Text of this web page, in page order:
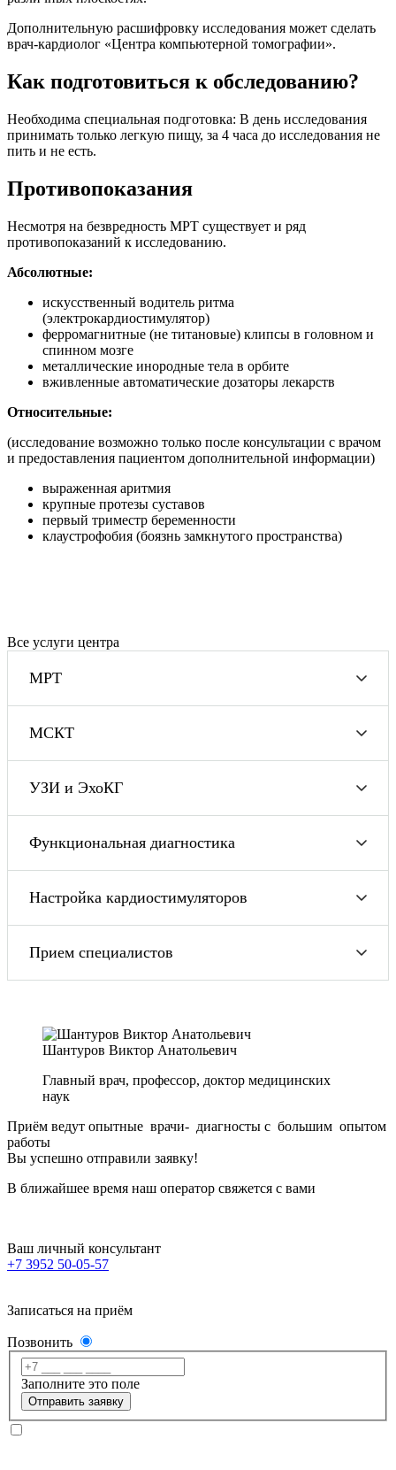
Дополнительную расшифровку исследования может сделать
врач-кардиолог «Центра компьютерной томографии».
Как подготовиться к обследованию?
Необходима специальная подготовка: В день исследования
принимать только легкую пищу, за 4 часа до исследования не
пить и не есть.
Противопоказания
Несмотря на безвредность МРТ существует и ряд
противопоказаний к исследованию.
Абсолютные:
искусственный водитель ритма
(электрокардиостимулятор)
ферромагнитные (не титановые) клипсы в головном и
спинном мозге
металлические инородные тела в орбите
вживленные автоматические дозаторы лекарств
Относительные:
(исследование возможно только после консультации с врачом
и предоставления пациентом дополнительной информации)
выраженная аритмия
крупные протезы суставов
первый триместр беременности
клаустрофобия (боязнь замкнутого пространства)
Все услуги центра
МРТ
МСКТ
УЗИ и ЭхоКГ
Функциональная диагностика
Настройка кардиостимуляторов
Прием специалистов
Шантуров Виктор Анатольевич
Главный врач, профессор, доктор медицинских
наук
Приём ведут опытные врачи- диагносты с большим опытом
работы
Вы успешно отправили заявку!
В ближайшее время наш оператор свяжется с вами
Ваш личный консультант
+7 3952 50-05-57
Записаться на приём
Позвонить
Заполните это поле
Отправить заявку